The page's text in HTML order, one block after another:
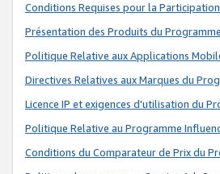
Conditions Requises pour la
Présentation des Produits du
Politique Relative aux Applications
Directives Relatives aux Marques du
Licence IP et exigences d'utilisation du
Politique Relative au Programme
Conditions du Comparateur de Prix du